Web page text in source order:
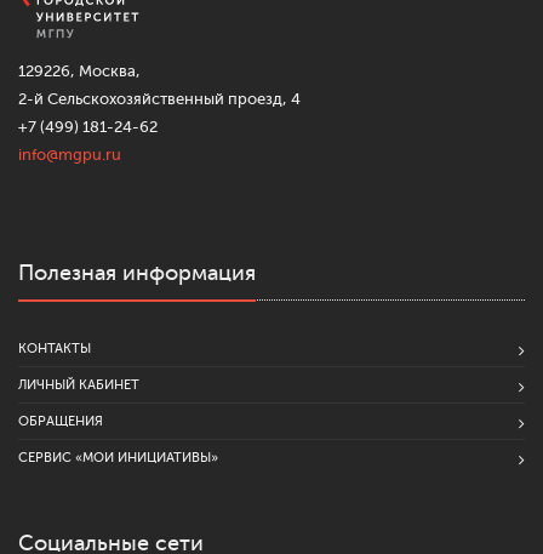
129226, Москва,
2-й Сельскохозяйственный проезд, 4
+7 (499) 181-24-62
info@mgpu.ru
Полезная информация
КОНТАКТЫ
ЛИЧНЫЙ КАБИНЕТ
ОБРАЩЕНИЯ
СЕРВИС «МОИ ИНИЦИАТИВЫ»
Социальные сети